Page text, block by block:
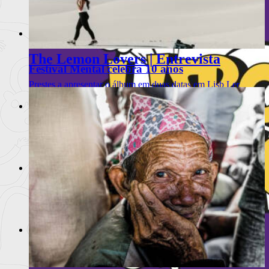
Festival Mental celebra 10 anos
"Só deve haver um fim quando o mesmo é desejado… N
The Lemon Lovers | Entrevista
Prestes a apresentar o álbum em duas datas em LisbLer
Entrevista com Meital Dohan
Estivemos à conversa com a atriz israelita MeitalLer mais+
Capitão Fausto | Entrevista
Alvalade não tem os dias contadosLer mais+
Na casa de Jimmy P : Parte 1